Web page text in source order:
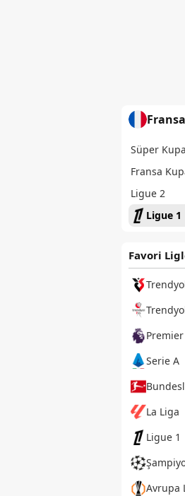
Fransa
Süper Kupa
Fransa
Ligue 2
Ligue 1
Favori
Serie A
La Liga
Ligue 1
Avrupa